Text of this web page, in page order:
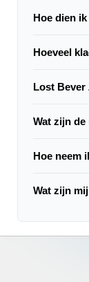
Hoe dien
Hoeveel
Lost
Wat zijn
Hoe neem
Wat zijn